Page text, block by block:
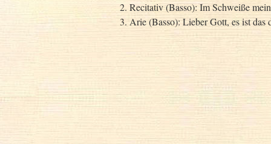
2. Recitativ (Basso): Im Schweiße
3. Arie (Basso): Lieber Gott, es ist das